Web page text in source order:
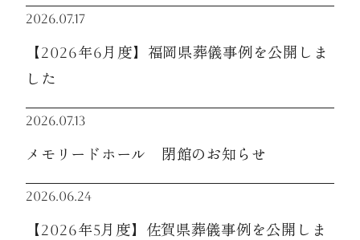
2026.07.17
【2026年6月度】福岡県葬儀事例を公開しま
した
2026.07.13
メモリードホール 閉館のお知らせ
2026.06.24
【2026年5月度】佐賀県葬儀事例を公開しま